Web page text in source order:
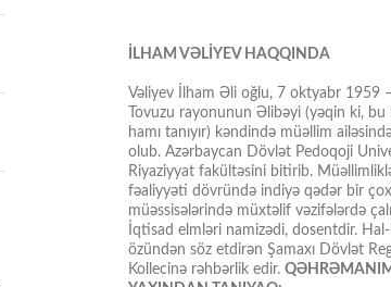
İLHAM VƏLİYEV HAQQINDA
Vəliyev İlham Əli oğlu, 7 oktyabr 1959
Tovuzu rayonunun Əlibəyi (yəqin ki, bu
hamı tanıyır) kəndində müəllim
olub. Azərbaycan Dövlət Pedoqoji
Riyaziyyat fakültəsini bitirib. Müəllimliklə
fəaliyyəti dövründə indiyə qədər bir
müəssisələrində müxtəlif vəzifələrdə
İqtisad elmləri namizədi, dosentdir. Hal-
özündən söz etdirən Şamaxı Dövlət
Kollecinə rəhbərlik edir.